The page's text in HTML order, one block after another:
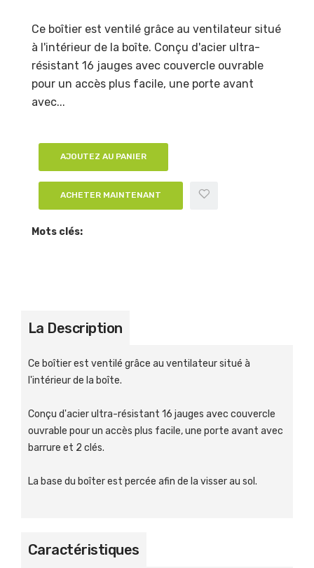
Ce boîtier est ventilé grâce au ventilateur situé
à l'intérieur de la boîte. Conçu d'acier ultra-
résistant 16 jauges avec couvercle ouvrable
pour un accès plus facile, une porte avant
avec...
AJOUTEZ AU PANIER
ACHETER MAINTENANT
Mots clés:
La Description
Ce boîtier est ventilé grâce au ventilateur situé à
l'intérieur de la boîte.
Conçu d'acier ultra-résistant 16 jauges avec couvercle
ouvrable pour un accès plus facile, une porte avant avec
barrure et 2 clés.
La base du boîter est percée afin de la visser au sol.
Caractéristiques